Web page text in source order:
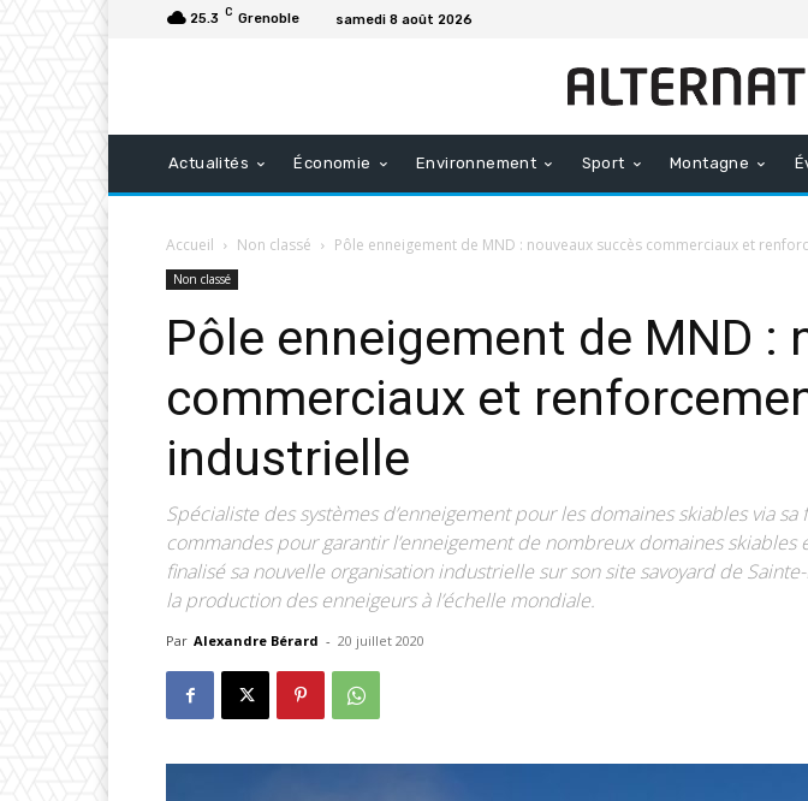
25.3 C Grenoble samedi 8 août 2026
Actualités Économie Environnement Sport Montagne
Accueil Non classé Pôle enneigement de MND : nouveaux succès commerciaux et
Non classé
Pôle enneigement de MND :
commerciaux et
industrielle
Spécialiste des systèmes d’enneigement pour les domaines skiables via
commandes pour garantir l’enneigement de nombreux domaines
finalisé sa nouvelle organisation industrielle sur son site savoyard de
la production des enneigeurs à l’échelle mondiale.
Par Alexandre Bérard - 20 juillet 2020